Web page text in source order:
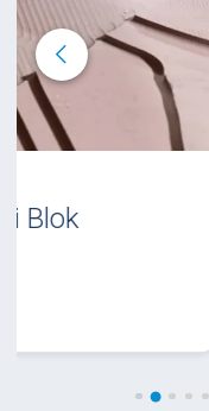
Endüstriyel